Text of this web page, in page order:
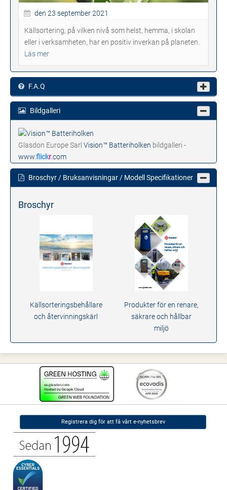
den 23 september 2021
Källsortering, på vilken nivå som helst, hemma, i skolan
eller i verksamheten, har en positiv inverkan på planeten.
Läs mer
F.A.Q
Bildgalleri
Glasdon Europe Sarl Vision™ Batteriholken bildgalleri -
www.flickr.com
Broschyr / Bruksanvisningar / Modell Specifikationer
Broschyr
Källsorteringsbehållare
och återvinningskärl
Produkter för en renare,
säkrare och hållbar
miljö
Registrera dig för att få vårt e-nyhetsbrev